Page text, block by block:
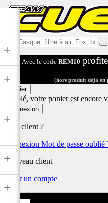
Avec le code REM10
(hors produit déjà en
Panier
Désolé, votre panier est encore
Connexion
Déjà client ?
Connexion Mot de passe oublié
Nouveau client
Créer un compte
+
+
+
+
+